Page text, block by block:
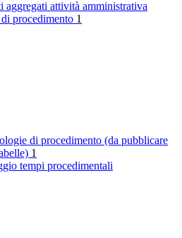
aggregati attività amministrativa
procedimento 1
di procedimento (da pubblicare
1
tempi procedimentali